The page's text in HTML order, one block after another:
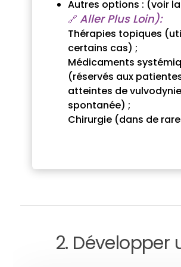
Autres options : (voir
🔗Aller Plus Loin):
Thérapies topiques
certains cas) ;
Médicaments
(réservés aux
atteintes de vulvodynie
spontanée) ;
Chirurgie (dans de
2. Développer